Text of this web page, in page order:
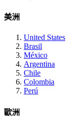
美洲
United States
Brasil
México
Argentina
Chile
Colombia
Perú
歐洲